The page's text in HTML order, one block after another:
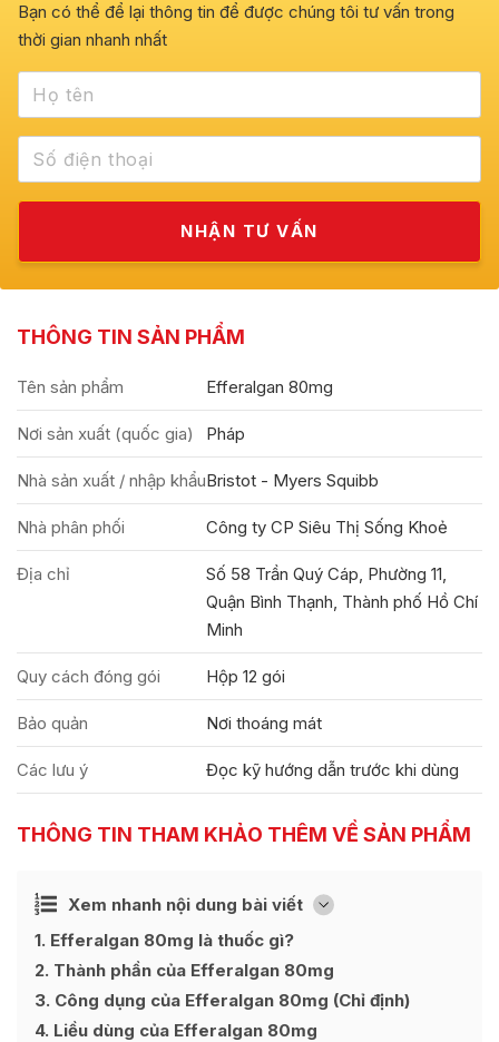
Bạn có thể để lại thông tin để được chúng tôi tư vấn trong
thời gian nhanh nhất
THÔNG TIN SẢN PHẨM
Tên sản phẩm Efferalgan 80mg
Nơi sản xuất (quốc gia) Pháp
Nhà sản xuất / nhập khẩuBristot - Myers Squibb
Nhà phân phối Công ty CP Siêu Thị Sống Khoẻ
Địa chỉ
Số 58 Trần Quý Cáp, Phường 11,
Quận Bình Thạnh, Thành phố Hồ Chí
Minh
Quy cách đóng gói Hộp 12 gói
Bảo quản Nơi thoáng mát
Các lưu ý Đọc kỹ hướng dẫn trước khi dùng
THÔNG TIN THAM KHẢO THÊM VỀ SẢN PHẨM
Xem nhanh nội dung bài viết [
Ẩn
1 Efferalgan 80mg là thuốc gì?
2 Thành phần của Efferalgan 80mg
3 Công dụng của Efferalgan 80mg (Chỉ định)
4 Liều dùng của Efferalgan 80mg